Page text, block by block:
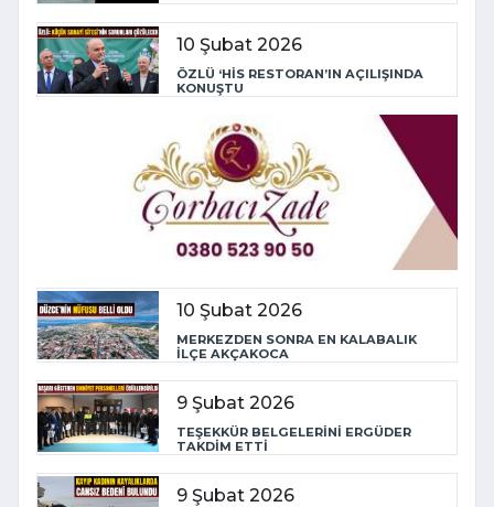
10 Şubat 2026
ÖZLÜ ‘HİS RESTORAN’IN AÇILIŞINDA
KONUŞTU
10 Şubat 2026
MERKEZDEN SONRA EN KALABALIK
İLÇE AKÇAKOCA
9 Şubat 2026
TEŞEKKÜR BELGELERİNİ ERGÜDER
TAKDİM ETTİ
9 Şubat 2026